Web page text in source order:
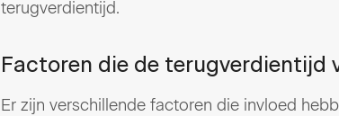
terugverdientijd.
Factoren die de terugverdientijd
Er zijn verschillende factoren die invloed